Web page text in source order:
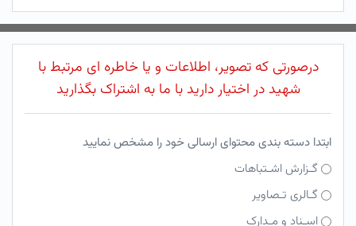
درصورتی که تصویر، اطلاعات و یا خاطره ای مرتبط با
شهید در اختیار دارید با ما به اشتراک بگذارید
ابتدا دسته بندی محتوای ارسالی خود را مشخص نمایید
گـزارش اشـتباهات
گـالری تـصاویر
اسـناد و مـدارک